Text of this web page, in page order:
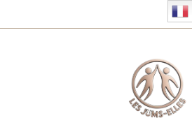
to